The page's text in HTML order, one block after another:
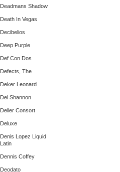
Deadmans Shadow
Death In Vegas
Decibelios
Deep Purple
Def Con Dos
Defects, The
Deker Leonard
Del Shannon
Deller Consort
Deluxe
Denis Lopez Liquid
Latin
Dennis Coffey
Deodato